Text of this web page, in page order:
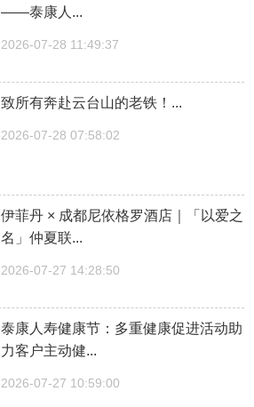
——泰康人...
2026-07-28 11:49:37
致所有奔赴云台山的老铁！...
2026-07-28 07:58:02
伊菲丹 × 成都尼依格罗酒店｜「以爱之
名」仲夏联...
2026-07-27 14:28:50
泰康人寿健康节：多重健康促进活动助
力客户主动健...
2026-07-27 10:59:00